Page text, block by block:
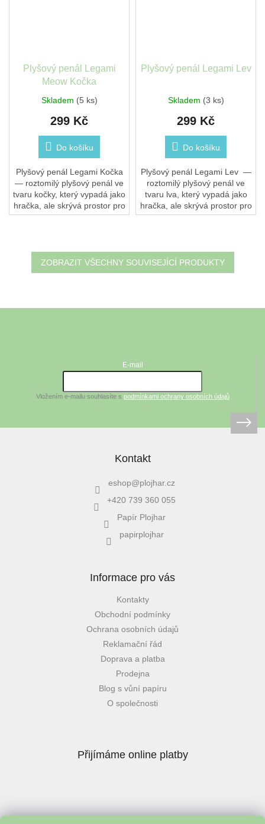
Plyšový penál Legami
Meow Kočka
Skladem (5 ks)
299 Kč
Do košíku
Plyšový penál Legami Kočka
— roztomilý plyšový penál ve
tvaru kočky, který vypadá jako
hračka, ale skrývá prostor pro
psací potřeby.Zip na zádech
Plyšový penál Legami Lev
Skladem (3 ks)
299 Kč
Do košíku
Plyšový penál Legami Lev —
roztomilý plyšový penál ve
tvaru lva, který vypadá jako
hračka, ale skrývá prostor pro
psací potřeby. Zip na zádech
ZOBRAZIT VŠECHNY SOUVISEJÍCÍ PRODUKTY
E-mail
Vložením e-mailu souhlasíte s podmínkami ochrany osobních údajů
Kontakt
eshop@plojhar.cz
+420 739 360 055
Papír Plojhar
papirplojhar
Informace pro vás
Kontakty
Obchodní podmínky
Ochrana osobních údajů
Reklamační řád
Doprava a platba
Prodejna
Blog s vůní papíru
O společnosti
Přijímáme online platby